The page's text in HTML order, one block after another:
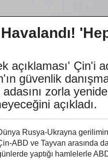
açıklaması' Çin'i
güvenlik
zorla
açıkladı.
Rusya-Ukrayna
ABD ve Tayvan arasında
yaptığı hamlelerle